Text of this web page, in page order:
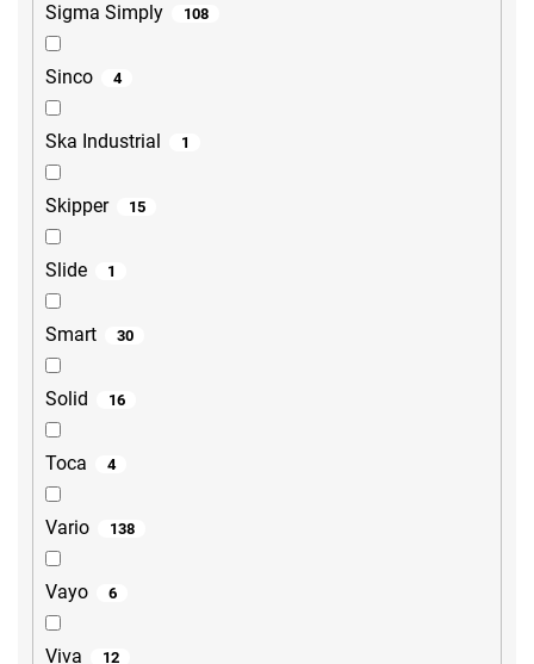
Sigma Simply 108
Sinco 4
Ska Industrial 1
Skipper 15
Slide 1
Smart 30
Solid 16
Toca 4
Vario 138
Vayo 6
Viva 12